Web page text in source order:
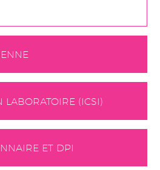
LABORATOIRE (ICSI)
ET DPI